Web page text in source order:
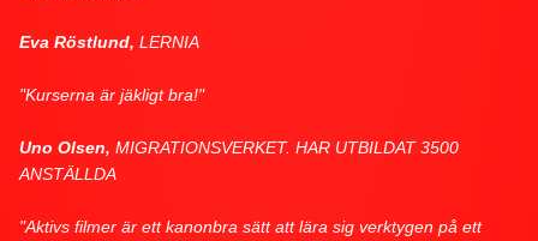
Eva Röstlund, LERNIA
"Kurserna är jäkligt bra!"
Uno Olsen, MIGRATIONSVERKET. HAR UTBILDAT 3500
ANSTÄLLDA
"Aktivs filmer är ett kanonbra sätt att lära sig verktygen på ett